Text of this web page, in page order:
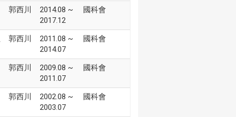
郭西川
2014.08 ~
2017.12
國科會
郭西川
2011.08 ~
2014.07
國科會
郭西川
2009.08 ~
2011.07
國科會
郭西川
2002.08 ~
2003.07
國科會